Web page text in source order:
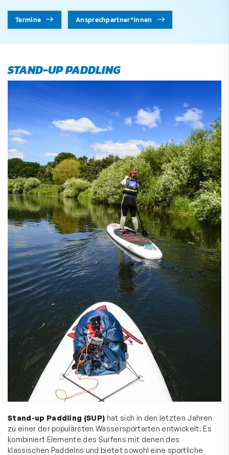
Termine Ansprechpartner*innen
STAND-UP PADDLING
Stand-up Paddling (SUP) hat sich in den letzten Jahren
zu einer der populärsten Wassersportarten entwickelt. Es
kombiniert Elemente des Surfens mit denen des
klassischen Paddelns und bietet sowohl eine sportliche